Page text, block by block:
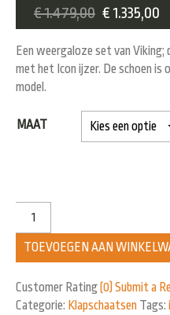
€1.479,00 € 1.335,00
Een weergaloze set van Viking;
met het Icon ijzer. De schoen is
model.
MAAT
TOEVOEGEN AAN
Customer Rating(0) Submit a
Categorie: Klapschaatsen Tags: